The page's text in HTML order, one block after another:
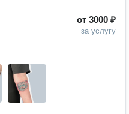
от 3000 ₽
за услугу